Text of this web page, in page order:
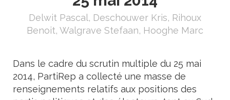
Delwit Pascal, Deschouwer Kris, Rihoux
Benoit, Walgrave Stefaan, Hooghe Marc
Dans le cadre du scrutin multiple du 25 mai
2014, PartiRep a collecté une masse de
renseignements relatifs aux positions des